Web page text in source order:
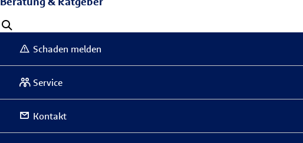
Schaden melden
Service
Kontakt